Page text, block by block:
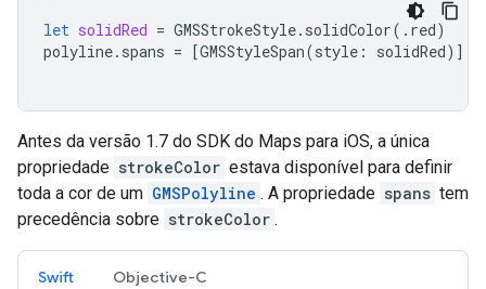
let solidRed = GMSStrokeStyle. solidColor(. red)
polyline. spans = [GMSStyleSpan(style : solidRed)]
Antes da versão 1.7 do SDK do Maps para iOS, a única
propriedade strokeColor estava disponível para definir
toda a cor de um GMSPolyline . A propriedade spans tem
precedência sobre strokeColor .
Swift Objective-C